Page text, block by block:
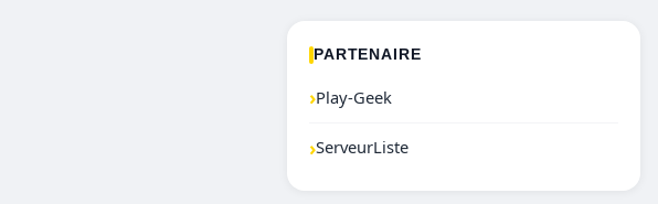
PARTENAIRE
›Play-Geek
›ServeurListe